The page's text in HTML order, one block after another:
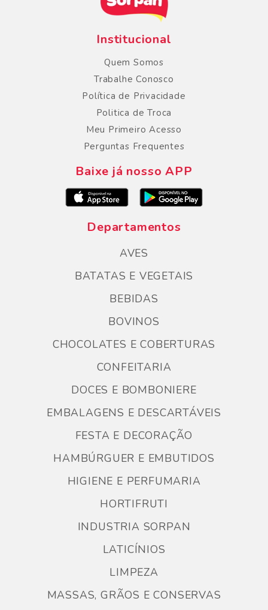
Institucional
Quem Somos
Trabalhe Conosco
Política de Privacidade
Politica de Troca
Meu Primeiro Acesso
Perguntas Frequentes
Baixe já nosso APP
Departamentos
AVES
BATATAS E VEGETAIS
BEBIDAS
BOVINOS
CHOCOLATES E COBERTURAS
CONFEITARIA
DOCES E BOMBONIERE
EMBALAGENS E DESCARTÁVEIS
FESTA E DECORAÇÃO
HAMBÚRGUER E EMBUTIDOS
HIGIENE E PERFUMARIA
HORTIFRUTI
INDUSTRIA SORPAN
LATICÍNIOS
LIMPEZA
MASSAS, GRÃOS E CONSERVAS